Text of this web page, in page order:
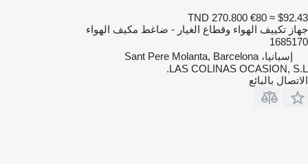
TND 270.800 €80 ≈ $92.43
جهاز تكييف الهواء وقطاع الغيار - ضاغط مكيف الهواء
1685170
إسبانيا، Sant Pere Molanta, Barcelona
LAS COLINAS OCASION, S.L.
الاتصال بالبائع